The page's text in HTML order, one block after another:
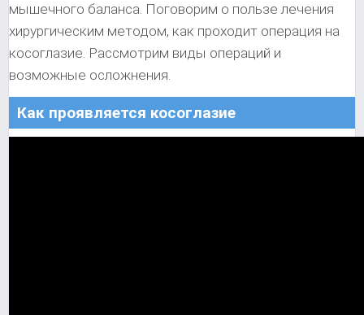
мышечного баланса. Поговорим о пользе лечения
хирургическим методом, как проходит операция на
косоглазие. Рассмотрим виды операций и
возможные осложнения.
Как проявляется косоглазие